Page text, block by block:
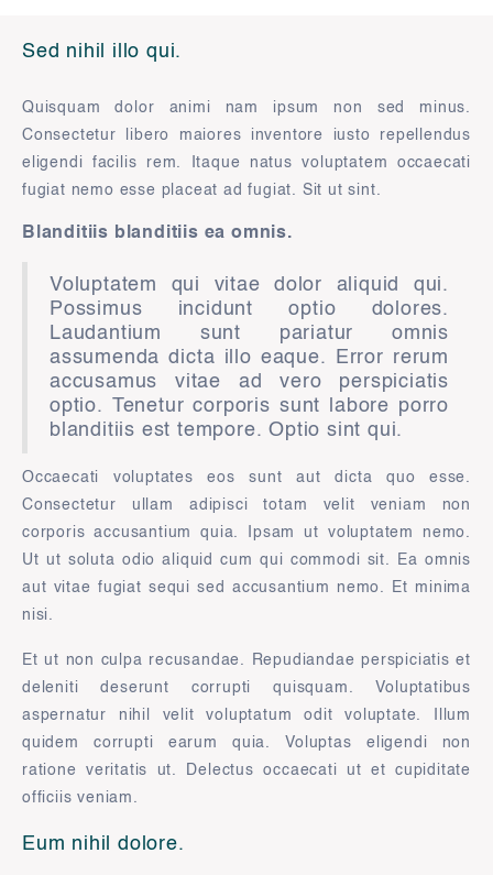
Sed nihil illo qui.
Quisquam dolor animi nam ipsum non sed minus.
Consectetur libero maiores inventore iusto repellendus
eligendi facilis rem. Itaque natus voluptatem occaecati
fugiat nemo esse placeat ad fugiat. Sit ut sint.
Blanditiis blanditiis ea omnis.
Voluptatem qui vitae dolor aliquid qui.
Possimus incidunt optio dolores.
Laudantium sunt pariatur omnis
assumenda dicta illo eaque. Error rerum
accusamus vitae ad vero perspiciatis
optio. Tenetur corporis sunt labore porro
blanditiis est tempore. Optio sint qui.
Occaecati voluptates eos sunt aut dicta quo esse.
Consectetur ullam adipisci totam velit veniam non
corporis accusantium quia. Ipsam ut voluptatem nemo.
Ut ut soluta odio aliquid cum qui commodi sit. Ea omnis
aut vitae fugiat sequi sed accusantium nemo. Et minima
nisi.
Et ut non culpa recusandae. Repudiandae perspiciatis et
deleniti deserunt corrupti quisquam. Voluptatibus
aspernatur nihil velit voluptatum odit voluptate. Illum
quidem corrupti earum quia. Voluptas eligendi non
ratione veritatis ut. Delectus occaecati ut et cupiditate
officiis veniam.
Eum nihil dolore.